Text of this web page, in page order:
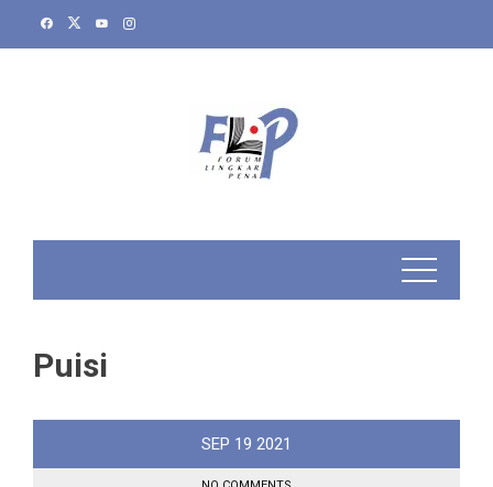
Puisi
SEP 19 2021